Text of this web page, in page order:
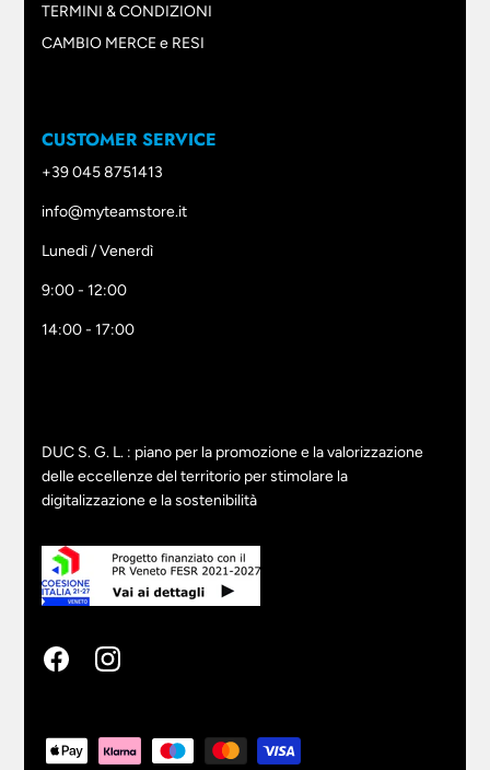
TERMINI & CONDIZIONI
CAMBIO MERCE e RESI
CUSTOMER SERVICE
+39 045 8751413
info@myteamstore.it
Lunedì / Venerdì
9:00 - 12:00
14:00 - 17:00
DUC S. G. L. : piano per la promozione e la valorizzazione
delle eccellenze del territorio per stimolare la
digitalizzazione e la sostenibilità